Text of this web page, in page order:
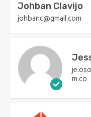
Johban Clavijo
johbanc@gmail.com
m.co